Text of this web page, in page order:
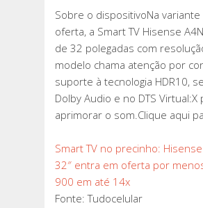
Sobre o dispositivoNa
oferta, a Smart TV Hisense
de 32 polegadas com
modelo chama atenção por
suporte à tecnologia HDR10,
Dolby Audio e no DTS Virtual:X
aprimorar o som.Clique aqui
Smart TV no precinho:
32″ entra em oferta por
900 em até 14x
Fonte: Tudocelular